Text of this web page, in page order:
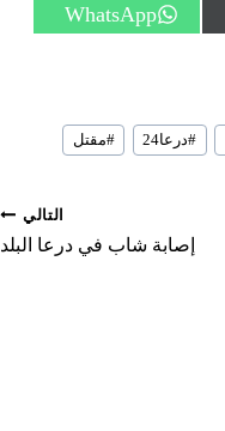
S
h
o
n
WhatsApp
#درعا24 #مقتل
التالي
إصابة شاب في درعا البلد